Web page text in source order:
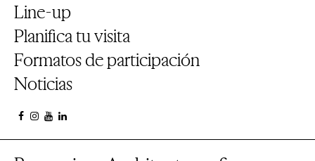
Line-up
Planifica tu visita
Formatos de participación
Noticias